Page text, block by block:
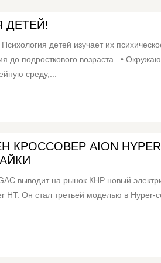
ДЕТЕЙ!
детей изучает их
до подросткового возраста. •
среду,...
КРОССОВЕР AION
выводит на рынок КНР новый
HT. Он стал третьей моделью в Hyper-